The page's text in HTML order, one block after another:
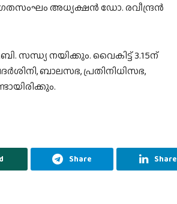
അധ്യക്ഷന്‍ ഡോ. രവീന്ദ്രന്‍
സന്ധ്യ നയിക്കും. വൈകിട്ട് 3.15ന്
ബാലസഭ, പ്രതിനിധിസഭ,
Share Share